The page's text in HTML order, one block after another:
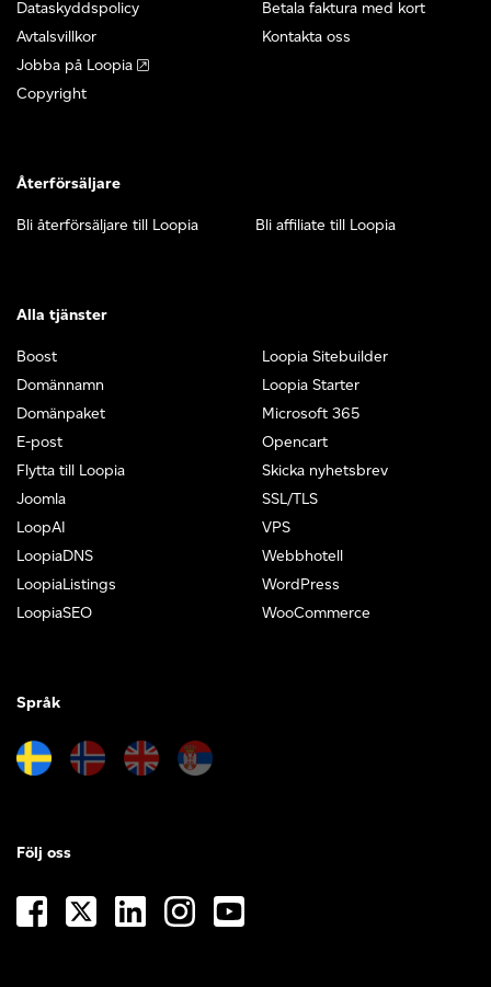
Dataskyddspolicy
Avtalsvillkor
Jobba på Loopia
Copyright
Betala faktura med kort
Kontakta oss
Återförsäljare
Bli återförsäljare till Loopia Bli affiliate till Loopia
Alla tjänster
Boost
Domännamn
Domänpaket
E-post
Flytta till Loopia
Joomla
LoopAI
LoopiaDNS
LoopiaListings
LoopiaSEO
Loopia Sitebuilder
Loopia Starter
Microsoft 365
Opencart
Skicka nyhetsbrev
SSL/TLS
VPS
Webbhotell
WordPress
WooCommerce
Språk
Följ oss